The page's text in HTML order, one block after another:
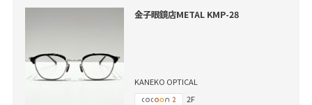
金子眼鏡店METAL KMP-28
KANEKO OPTICAL
2F